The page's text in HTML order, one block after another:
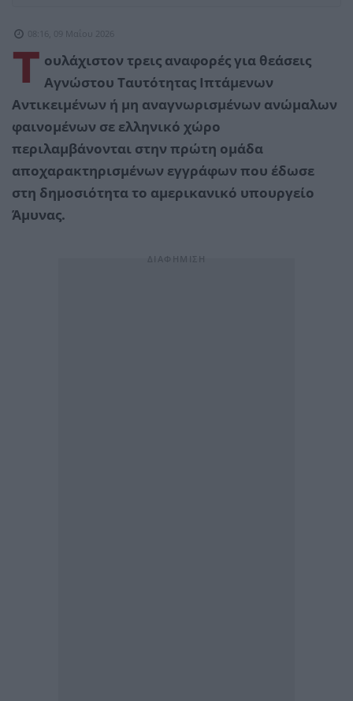
08:16, 09 Μαΐου 2026
Τ ουλάχιστον τρεις αναφορές για θεάσεις
Αγνώστου Ταυτότητας Ιπτάμενων
Αντικειμένων ή μη αναγνωρισμένων ανώμαλων
φαινομένων σε ελληνικό χώρο
περιλαμβάνονται στην πρώτη ομάδα
αποχαρακτηρισμένων εγγράφων που έδωσε
στη δημοσιότητα το αμερικανικό υπουργείο
Άμυνας.